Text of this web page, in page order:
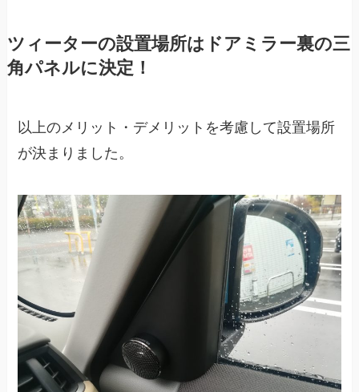
ツィーターの設置場所はドアミラー裏の三
角パネルに決定！
以上のメリット・デメリットを考慮して設置場所
が決まりました。